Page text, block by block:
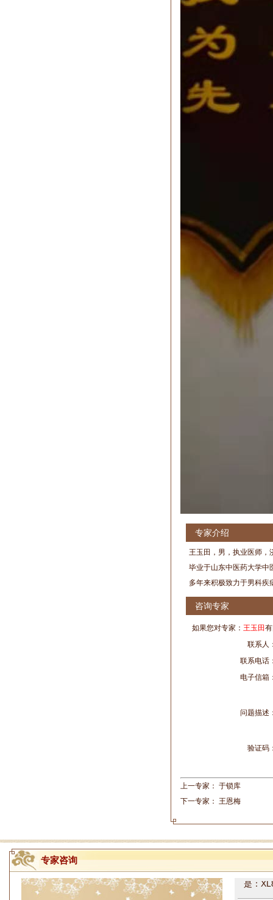
专家介绍
王玉田，男，执业医师，
毕业于山东中医药大学中
多年来积极致力于男科疾
咨询专家
如果您对专家： 王玉田
联系人
联系电话
电子信箱
问题描述
验证码
上一专家： 于锁库
下一专家： 王恩梅
专家咨询
病情描
睡或失
问题都
是：